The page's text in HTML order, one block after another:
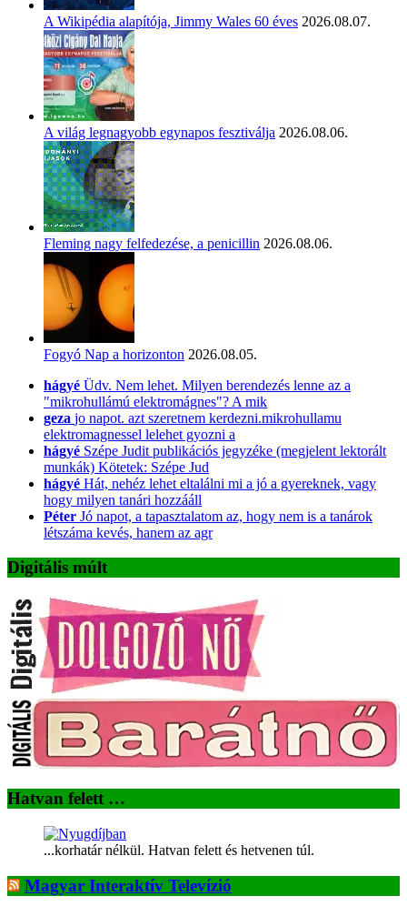
A Wikipédia alapítója, Jimmy Wales 60 éves 2026.08.07.
A világ legnagyobb egynapos fesztiválja 2026.08.06.
Fleming nagy felfedezése, a penicillin 2026.08.06.
Fogyó Nap a horizonton 2026.08.05.
hágyé Üdv. Nem lehet. Milyen berendezés lenne az a
"mikrohullámú elektromágnes"? A mik
geza jo napot. azt szeretnem kerdezni.mikrohullamu
elektromagnessel lelehet gyozni a
hágyé Szépe Judit publikációs jegyzéke (megjelent lektorált
munkák) Kötetek: Szépe Jud
hágyé Hát, nehéz lehet eltalálni mi a jó a gyereknek, vagy
hogy milyen tanári hozzááll
Péter Jó napot, a tapasztalatom az, hogy nem is a tanárok
létszáma kevés, hanem az agr
Digitális múlt
Hatvan felett …
...korhatár nélkül. Hatvan felett és hetvenen túl.
Magyar Interaktív Televízió